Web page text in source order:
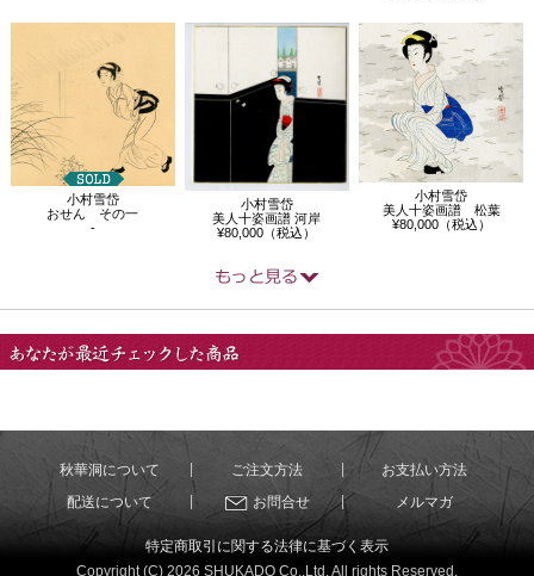
小村雪岱
おせん その一
-
小村雪岱
美人十姿画譜 河岸
¥80,000（税込）
小村雪岱
美人十姿画譜 松葉
¥80,000（税込）
秋華洞について ご注文方法
お支払い方法
配送について
お問合せ メルマガ
特定商取引に関する法律に基づく表示
Copyright (C) 2026 SHUKADO Co.,Ltd. All rights Reserved.